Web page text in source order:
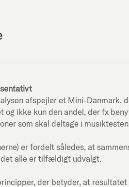
afspejler et Mini-
og ikke kun den andel, der fx
som skal deltage i
er fordelt således, at
alle er tilfældigt udvalgt.
der betyder, at